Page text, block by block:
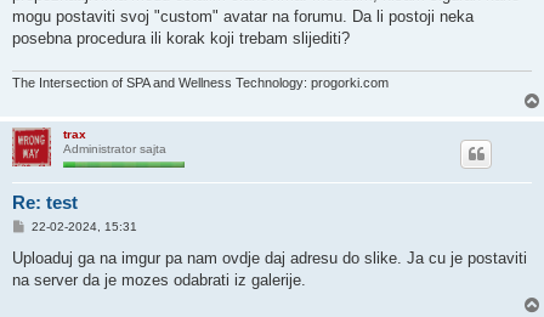
mogu postaviti svoj "custom" avatar na forumu. Da li postoji neka
posebna procedura ili korak koji trebam slijediti?
The Intersection of SPA and Wellness Technology: progorki.com
trax
Administrator sajta
Re: test
P
s
22-02-2024, 15:31
Uploaduj ga na imgur pa nam ovdje daj adresu do slike. Ja cu je postaviti
na server da je mozes odabrati iz galerije.